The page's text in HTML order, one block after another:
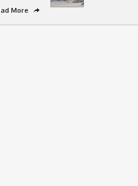
More
➦